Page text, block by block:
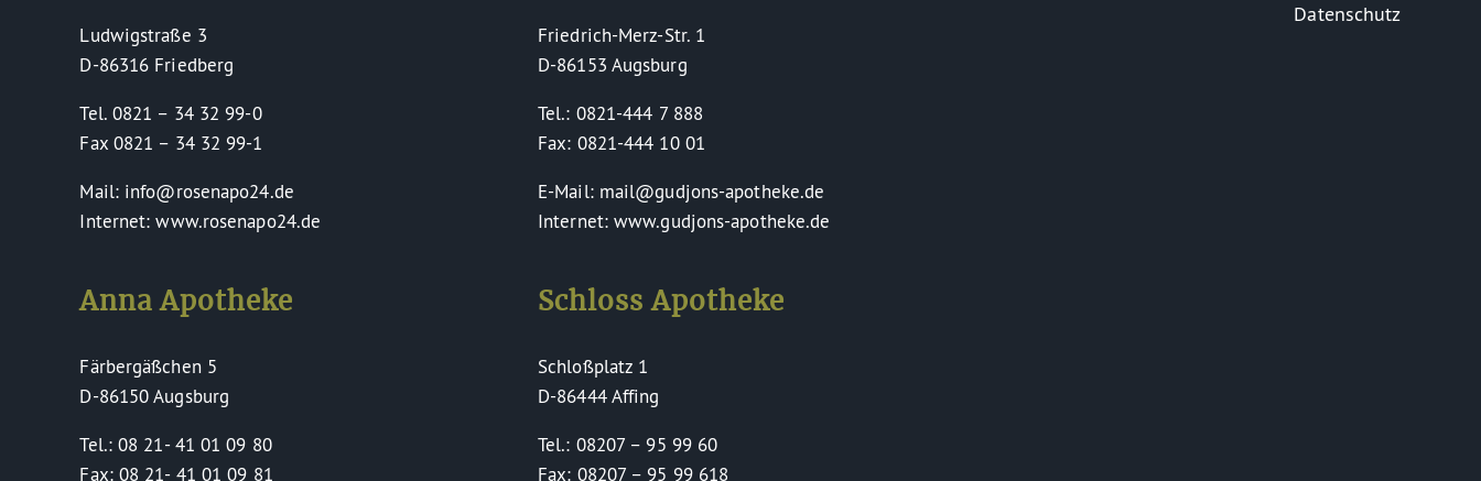
Ludwigstraße 3
D-86316 Friedberg
Tel. 0821 – 34 32 99-0
Fax 0821 – 34 32 99-1
Mail: info@rosenapo24.de
Internet: www.rosenapo24.de
Anna Apotheke
Färbergäßchen 5
D-86150 Augsburg
Tel.: 08 21- 41 01 09 80
Fax: 08 21- 41 01 09 81
Friedrich-Merz-Str. 1
D-86153 Augsburg
Tel.: 0821-444 7 888
Fax: 0821-444 10 01
E-Mail: mail@gudjons-apotheke.de
Internet: www.gudjons-apotheke.de
Schloss Apotheke
Schloßplatz 1
D-86444 Affing
Tel.: 08207 – 95 99 60
Fax: 08207 – 95 99 618
Datenschutz